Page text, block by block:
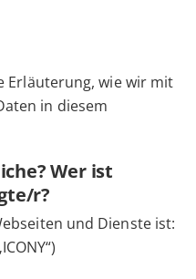
Erläuterung, wie wir mit
in diesem
Wer ist
r?
und Dienste ist: